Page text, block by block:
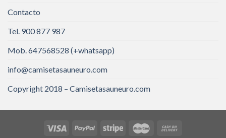
Contacto
Tel. 900 877 987
Mob. 647568528 (+whatsapp)
info@camisetasauneuro.com
Copyright 2018 – Camisetasauneuro.com